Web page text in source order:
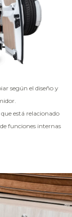
según el diseño y
está relacionado
funciones internas